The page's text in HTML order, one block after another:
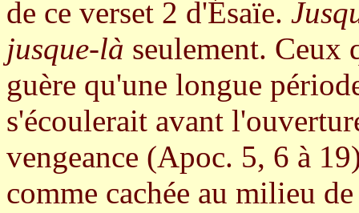
de ce verset 2 d'Ésaïe.
jusque-là seulement. Ceux
guère qu'une longue
s'écoulerait avant
vengeance (Apoc. 5, 6 à
comme cachée au milieu